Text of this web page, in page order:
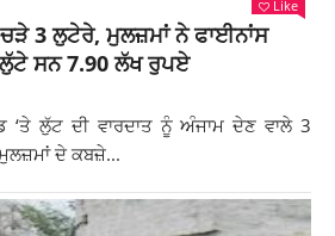
Like
3 ਲੁਟੇਰੇ, ਮੁਲਜ਼ਮਾਂ ਨੇ ਫਾਈਨਾਂਸ
ਸਨ 7.90 ਲੱਖ ਰੁਪਏ
‘ਤੇ ਲੁੱਟ ਦੀ ਵਾਰਦਾਤ ਨੂੰ ਅੰਜਾਮ ਦੇਣ ਵਾਲੇ 3
ਦੇ ਕਬਜ਼ੇ...